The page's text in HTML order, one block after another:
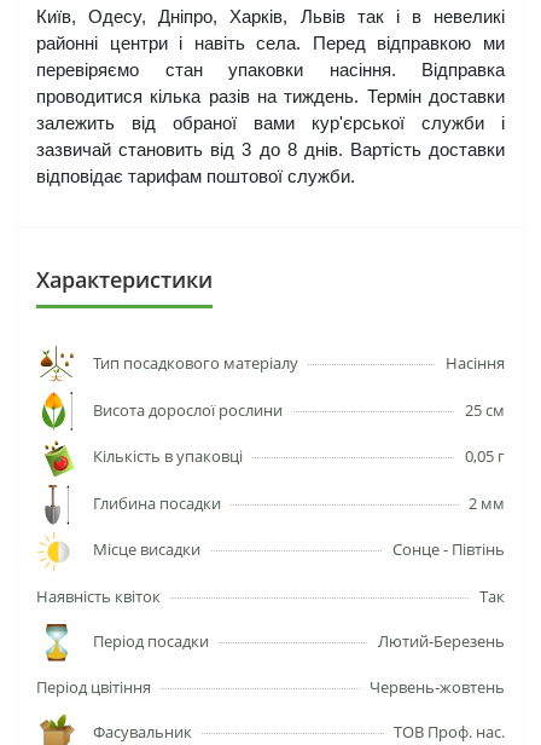
Київ, Одесу, Дніпро, Харків, Львів так і в невеликі
районні центри і навіть села. Перед відправкою ми
перевіряємо стан упаковки насіння. Відправка
проводитися кілька разів на тиждень. Термін доставки
залежить від обраної вами кур'єрської служби і
зазвичай становить від 3 до 8 днів. Вартість доставки
відповідає тарифам поштової служби.
Характеристики
Тип посадкового матеріалу Насіння
Висота дорослої рослини 25 см
Кількість в упаковці 0,05 г
Глибина посадки 2 мм
Місце висадки Сонце - Півтінь
Наявність квіток Так
Період посадки Лютий-Березень
Період цвітіння Червень-жовтень
Фасувальник ТОВ Проф. нас.